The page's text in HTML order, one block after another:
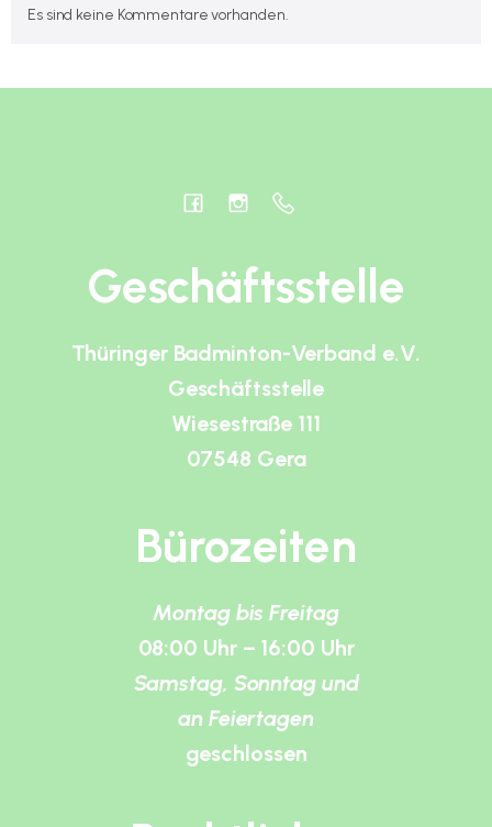
Es sind keine Kommentare vorhanden.
Geschäftsstelle
Thüringer Badminton-Verband e.V.
Geschäftsstelle
Wiesestraße 111
07548 Gera
Bürozeiten
Montag bis Freitag
08:00 Uhr – 16:00 Uhr
Samstag, Sonntag und
an Feiertagen
geschlossen